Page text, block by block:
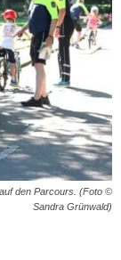
den Parcours. (Foto ©
Sandra Grünwald)